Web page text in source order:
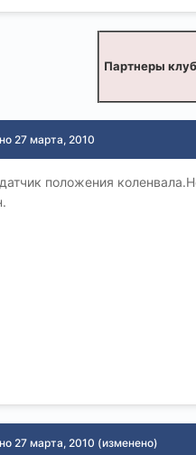
Партнеры
27 марта, 2010
положения
27 марта, 2010 (изменено)